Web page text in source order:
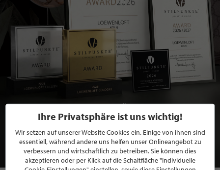
BEWERBEN SIE SICH FÜR EINE GRATIS
MITGLIEDSCHAFT BEI STILPUNKTE®
JETZT GRATIS BEWERBEN
Ihre Privatsphäre ist uns wichtig!
Wir setzen auf unserer Website Cookies ein. Einige von ihnen sind
essentiell, während andere uns helfen unser Onlineangebot zu
verbessern und wirtschaftlich zu betreiben. Sie können dies
akzeptieren oder per Klick auf die Schaltfläche "Individuelle